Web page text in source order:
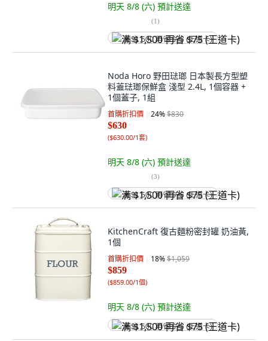
明天 8/8 (六) 預計送達
(1)
满 $1,500 再省 $75 (王道卡)
Noda Horo 野田琺瑯 日本製長方型塑
料蓋琺瑯保鮮盒 淺型 2.4L, 1個容器 +
1個蓋子, 1組
首購折扣價 24%$830
$630
($630.00/1套)
明天 8/8 (六) 預計送達
(3)
满 $1,500 再省 $75 (王道卡)
KitchenCraft 復古麵粉密封罐 奶油黃,
1個
首購折扣價 18%$1,059
$859
($859.00/1個)
明天 8/8 (六) 預計送達
满 $1,500 再省 $75 (王道卡)